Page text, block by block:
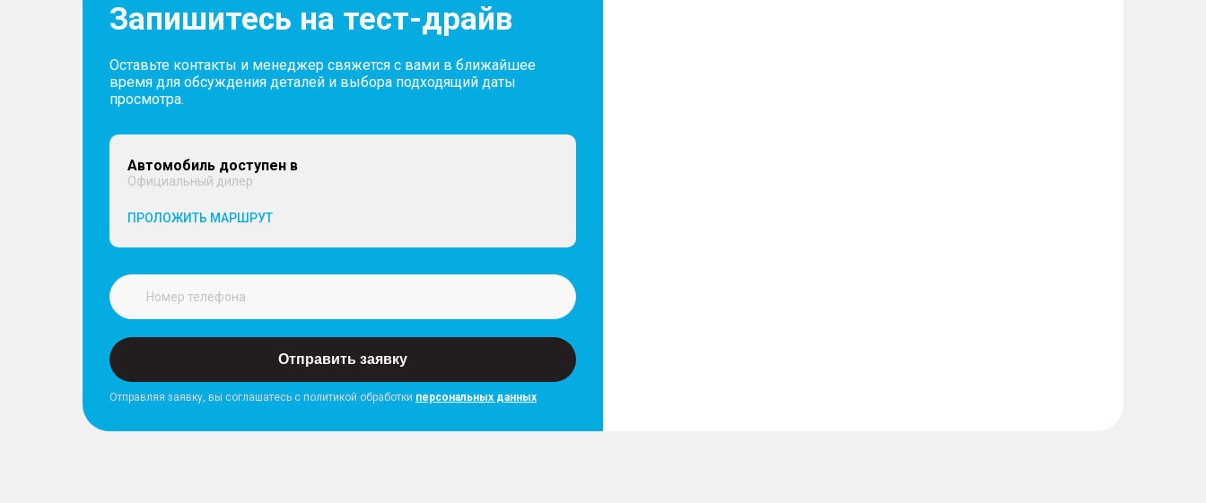
Запишитесь на тест-драйв
Оставьте контакты и менеджер свяжется с вами в ближайшее
время для обсуждения деталей и выбора подходящий даты
просмотра.
Автомобиль доступен в
Официальный дилер
ПРОЛОЖИТЬ МАРШРУТ
Отправить заявку
Отправляя заявку, вы соглашатесь с политикой обработки персональных данных